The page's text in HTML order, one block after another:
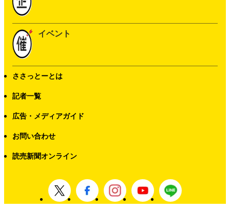
イベント
ささっとーとは
記者一覧
広告・メディアガイド
お問い合わせ
読売新聞オンライン